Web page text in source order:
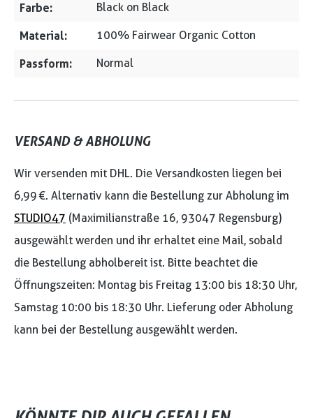
Farbe: Black on Black
Material: 100% Fairwear Organic Cotton
Passform: Normal
VERSAND & ABHOLUNG
Wir versenden mit DHL. Die Versandkosten liegen bei
6,99 €. Alternativ kann die Bestellung zur Abholung im
STUDIO47 (Maximilianstraße 16, 93047 Regensburg)
ausgewählt werden und ihr erhaltet eine Mail, sobald
die Bestellung abholbereit ist. Bitte beachtet die
Öffnungszeiten: Montag bis Freitag 13:00 bis 18:30 Uhr,
Samstag 10:00 bis 18:30 Uhr. Lieferung oder Abholung
kann bei der Bestellung ausgewählt werden.